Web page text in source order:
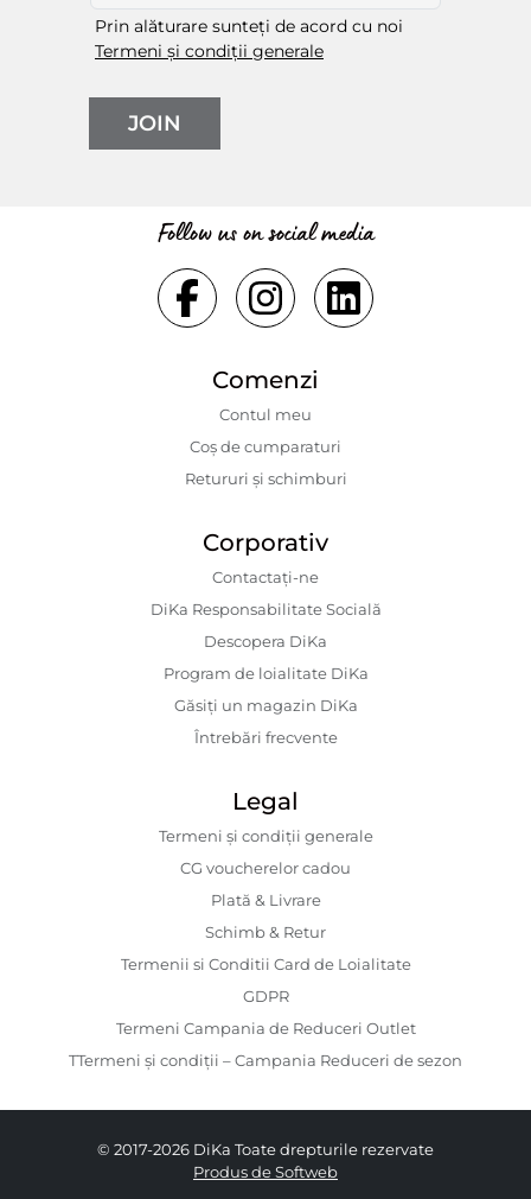
Prin alăturare sunteți de acord cu noi
Termeni și condiții generale
JOIN
Follow us on social media
Comenzi
Contul meu
Coș de cumparaturi
Retururi și schimburi
Corporativ
Contactaţi-ne
DiKa Responsabilitate Socială
Descopera DiKa
Program de loialitate DiKa
Găsiți un magazin DiKa
Întrebări frecvente
Legal
Termeni și condiții generale
CG voucherelor cadou
Plată & Livrare
Schimb & Retur
Termenii si Conditii Card de Loialitate
GDPR
Termeni Campania de Reduceri Outlet
TTermeni și condiții – Campania Reduceri de sezon
© 2017-2026 DiKa Toate drepturile rezervate
Produs de Softweb